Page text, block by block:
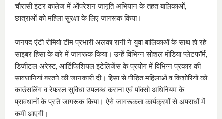
चौरासी इंटर कालेज में ऑपरेशन जागृति अभियान के तहत बालिकाओं,
छात्राओं को महिला सुरक्षा के लिए जागरूक किया।
जनपद एंटी रोमियो टीम प्रभारी अलका रानी ने युवा बालिकाओं के साथ हो रहे
साइबर हिंसा के बारे में जागरूक किया। उन्हें विभिन्न सोशल मीडिया प्लेटफॉर्म,
डिजीटल अरेस्ट, आर्टिफिशियल इंटेलिजेंस के प्रयोग में विभिन्न प्रकार की
सावधानियां बरतने की जानकारी दी। हिंसा से पीड़ित महिलाओं व किशोरियों को
काउंसलिंग व रेफरल सुविधा उपलब्ध कराना एवं पॉक्सो अधिनियम के
प्रावधानों के प्रति जागरूक किया। ऐसे जागरूकता कार्यक्रमों से अपराधों में
कमी आएगी।